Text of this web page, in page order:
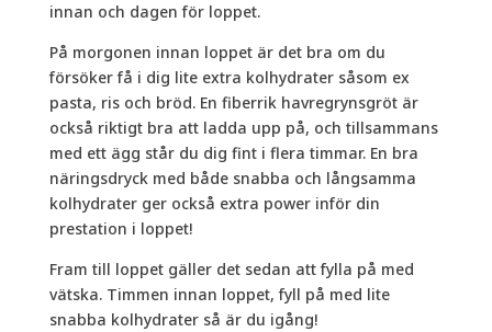
innan och dagen för loppet.
På morgonen innan loppet är det bra om du
försöker få i dig lite extra kolhydrater såsom ex
pasta, ris och bröd. En fiberrik havregrynsgröt är
också riktigt bra att ladda upp på, och tillsammans
med ett ägg står du dig fint i flera timmar. En bra
näringsdryck med både snabba och långsamma
kolhydrater ger också extra power inför din
prestation i loppet!
Fram till loppet gäller det sedan att fylla på med
vätska. Timmen innan loppet, fyll på med lite
snabba kolhydrater så är du igång!